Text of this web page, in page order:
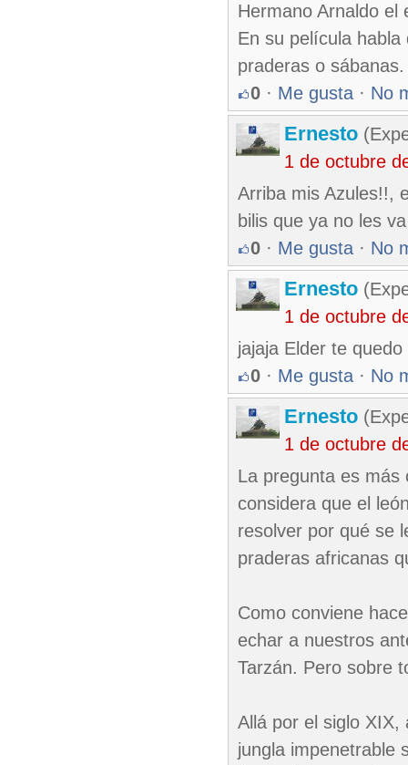
Hermano Arnaldo el
En su película
praderas o
0 · Me gusta · No
Ernesto
1 de octubre
Arriba mis Azules!!,
bilis que ya no les
0 · Me gusta · No
Ernesto
1 de octubre
jajaja Elder te
0 · Me gusta · No
Ernesto
1 de octubre
La pregunta es más
considera que el
resolver por qué se
praderas africanas
Como conviene
echar a nuestros
Tarzán. Pero sobre
Allá por el siglo
jungla impenetrable